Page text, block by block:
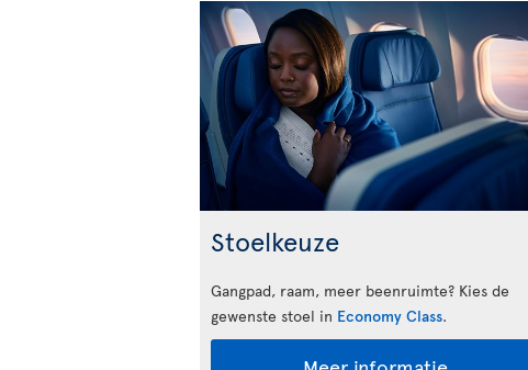
Stoelkeuze
Gangpad, raam, meer beenruimte? Kies de
gewenste stoel in Economy Class.